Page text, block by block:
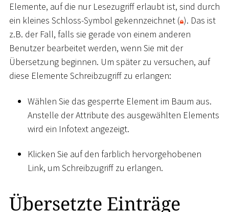
Elemente, auf die nur Lesezugriff erlaubt ist, sind durch
ein kleines Schloss-Symbol gekennzeichnet ( ). Das ist
z.B. der Fall, falls sie gerade von einem anderen
Benutzer bearbeitet werden, wenn Sie mit der
Übersetzung beginnen. Um später zu versuchen, auf
diese Elemente Schreibzugriff zu erlangen:
Wählen Sie das gesperrte Element im Baum aus.
Anstelle der Attribute des ausgewählten Elements
wird ein Infotext angezeigt.
Klicken Sie auf den farblich hervorgehobenen
Link, um Schreibzugriff zu erlangen.
Übersetzte Einträge